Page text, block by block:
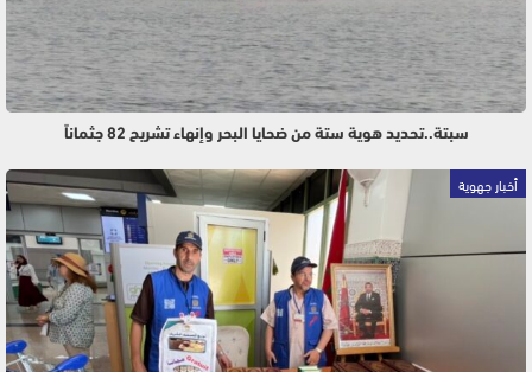
سبتة..تحديد هوية ستة من ضحايا البحر وإنهاء تشريح 82 جثماناً
أخبار جهوية